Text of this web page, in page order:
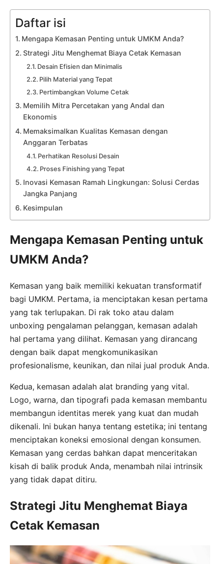
Daftar isi
Mengapa Kemasan Penting untuk UMKM Anda?
Strategi Jitu Menghemat Biaya Cetak Kemasan
Desain Efisien dan Minimalis
Pilih Material yang Tepat
Pertimbangkan Volume Cetak
Memilih Mitra Percetakan yang Andal dan
Ekonomis
Memaksimalkan Kualitas Kemasan dengan
Anggaran Terbatas
Perhatikan Resolusi Desain
Proses Finishing yang Tepat
Inovasi Kemasan Ramah Lingkungan: Solusi Cerdas
Jangka Panjang
Kesimpulan
Mengapa Kemasan Penting untuk
UMKM Anda?
Kemasan yang baik memiliki kekuatan transformatif
bagi UMKM. Pertama, ia menciptakan kesan pertama
yang tak terlupakan. Di rak toko atau dalam
unboxing pengalaman pelanggan, kemasan adalah
hal pertama yang dilihat. Kemasan yang dirancang
dengan baik dapat mengkomunikasikan
profesionalisme, keunikan, dan nilai jual produk Anda.
Kedua, kemasan adalah alat branding yang vital.
Logo, warna, dan tipografi pada kemasan membantu
membangun identitas merek yang kuat dan mudah
dikenali. Ini bukan hanya tentang estetika; ini tentang
menciptakan koneksi emosional dengan konsumen.
Kemasan yang cerdas bahkan dapat menceritakan
kisah di balik produk Anda, menambah nilai intrinsik
yang tidak dapat ditiru.
Strategi Jitu Menghemat Biaya
Cetak Kemasan